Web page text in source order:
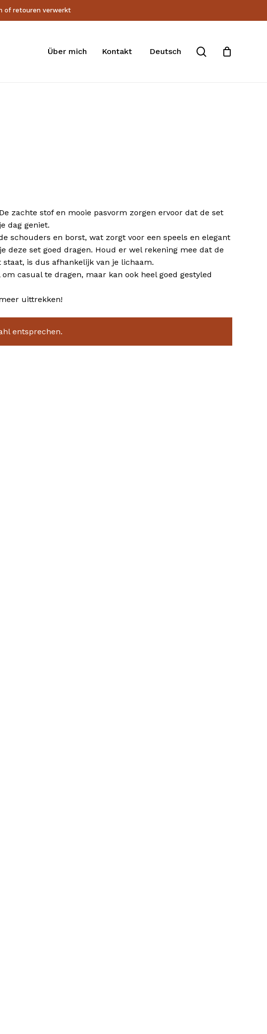
of retouren verwerkt
Über mich Kontakt Deutsch search
zachte stof en mooie pasvorm zorgen ervoor dat de set
dag geniet.
schouders en borst, wat zorgt voor een speels en elegant
deze set goed dragen. Houd er wel rekening mee dat de
is dus afhankelijk van je lichaam.
casual te dragen, maar kan ook heel goed gestyled
uittrekken!
entsprechen.